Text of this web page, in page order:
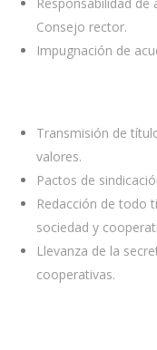
Consejo rector.
Impugnación de
Transmisión de
valores.
Pactos de
Redacción de todo
sociedad y
Llevanza de la
cooperativas.